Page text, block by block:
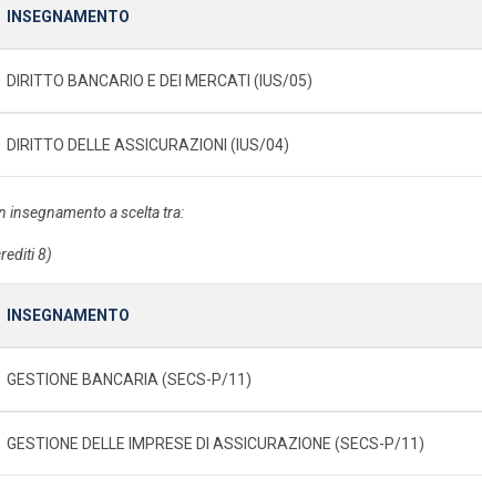
INSEGNAMENTO
DIRITTO BANCARIO E DEI MERCATI (IUS/05)
DIRITTO DELLE ASSICURAZIONI (IUS/04)
insegnamento a scelta tra:
8)
INSEGNAMENTO
GESTIONE BANCARIA (SECS-P/11)
GESTIONE DELLE IMPRESE DI ASSICURAZIONE (SECS-P/11)